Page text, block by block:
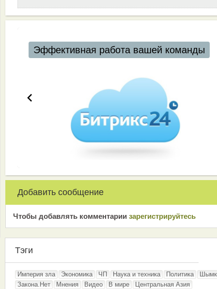
Эффективная работа вашей команды
Добавить сообщение
Чтобы добавлять комментарии зарeгиcтрирyйтeсь
Тэги
Империя зла Экономика ЧП Наука и техника Политика
Закона.Нет
Мнения Видео В мире
Центральная Азия